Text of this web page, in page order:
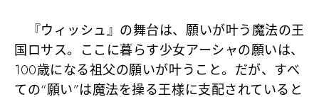
『ウィッシュ』の舞台は、願いが叶う魔法の王
国ロサス。ここに暮らす少女アーシャの願いは、
100歳になる祖父の願いが叶うこと。だが、すべ
ての“願い”は魔法を操る王様に支配されていると